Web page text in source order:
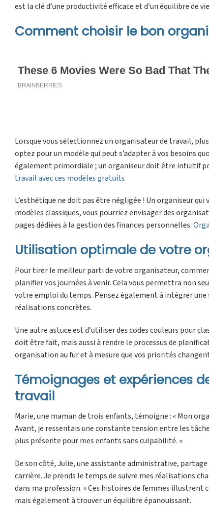
est la clé d’une productivité efficace et d’un équilibre de
Comment choisir le bon
Lorsque vous sélectionnez un organisateur de travail,
optez pour un modèle qui peut s’adapter à vos besoins
également primordiale ; un organiseur doit être intuitif
travail avec ces modèles gratuits
L’esthétique ne doit pas être négligée ! Un organiseur
modèles classiques, vous pourriez envisager des
pages dédiées à la gestion des finances personnelles.
Utilisation optimale de votre
Pour tirer le meilleur parti de votre organisateur,
planifier vos journées à venir. Cela vous permettra non
votre emploi du temps. Pensez également à intégrer
réalisations concrètes.
Une autre astuce est d’utiliser des codes couleurs pour
doit être fait, mais aussi à rendre le processus de
organisation au fur et à mesure que vos priorités
Témoignages et expériences
travail
Marie, une maman de trois enfants, témoigne : « Mon
Avant, je ressentais une constante tension entre les
plus présente pour mes enfants sans culpabilité. »
De son côté, Julie, une assistante administrative, partage
carrière. Je prends le temps de suivre mes réalisations
dans ma profession. » Ces histoires de femmes
mais également à trouver un équilibre épanouissant.